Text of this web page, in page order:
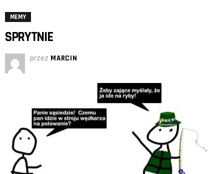
MEMY
SPRYTNIE
przez MARCIN